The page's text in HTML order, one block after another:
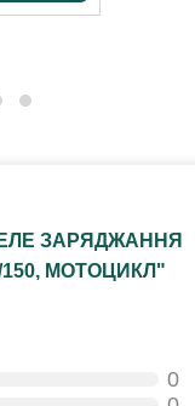
ЗАРЯДЖАННЯ
150, МОТОЦИКЛ"
0